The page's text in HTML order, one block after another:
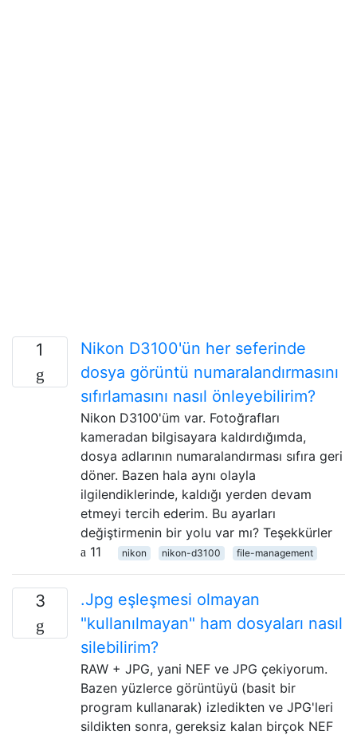
1
Nikon D3100'ün her seferinde
dosya görüntü numaralandırmasını
sıfırlamasını nasıl önleyebilirim?
Nikon D3100'üm var. Fotoğrafları
kameradan bilgisayara kaldırdığımda,
dosya adlarının numaralandırması sıfıra geri
döner. Bazen hala aynı olayla
ilgilendiklerinde, kaldığı yerden devam
etmeyi tercih ederim. Bu ayarları
değiştirmenin bir yolu var mı? Teşekkürler
11
nikon nikon-d3100 file-management
3
.Jpg eşleşmesi olmayan
"kullanılmayan" ham dosyaları nasıl
silebilirim?
RAW + JPG, yani NEF ve JPG çekiyorum.
Bazen yüzlerce görüntüyü (basit bir
program kullanarak) izledikten ve JPG'leri
sildikten sonra, gereksiz kalan birçok NEF